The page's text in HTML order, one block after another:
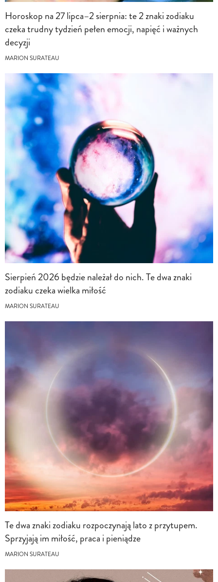
Horoskop na 27 lipca–2 sierpnia: te 2 znaki zodiaku
czeka trudny tydzień pełen emocji, napięć i ważnych
decyzji
MARION SURATEAU
Sierpień 2026 będzie należał do nich. Te dwa znaki
zodiaku czeka wielka miłość
MARION SURATEAU
Te dwa znaki zodiaku rozpoczynają lato z przytupem.
Sprzyjają im miłość, praca i pieniądze
MARION SURATEAU